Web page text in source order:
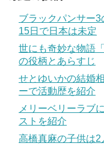
ブラックパンサー
15日で日本は未定
世にも奇妙な物語
の役柄とあらすじ
せとゆいかの結婚
ーで活動歴を紹介
メリーベリーラブ
ストを紹介
高橋真麻の子供は